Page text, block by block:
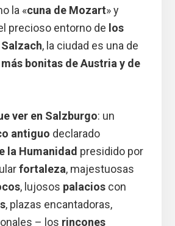
la «cuna de Mozart» y
precioso entorno de los
, la ciudad es una de
bonitas de Austria y de
ver en Salzburgo: un
antiguo declarado
la Humanidad presidido por
fortaleza, majestuosas
, lujosos palacioscon
, plazas encantadoras,
– los rincones